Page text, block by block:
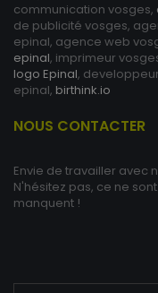
communication vosges,
de publicité vosges,
epinal, agence web
epinal, imprimeur
logo Epinal,
epinal, birthink.io
NOUS CONTACTER
Envie de travailler avec
N'hésitez pas, ce ne
manquent !